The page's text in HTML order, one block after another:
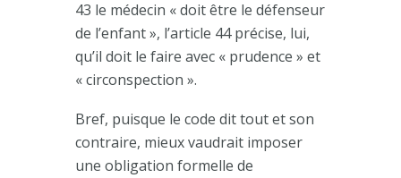
43 le médecin « doit être le défenseur
de l’enfant », l’article 44 précise, lui,
qu’il doit le faire avec « prudence » et
« circonspection ».
Bref, puisque le code dit tout et son
contraire, mieux vaudrait imposer
une obligation formelle de